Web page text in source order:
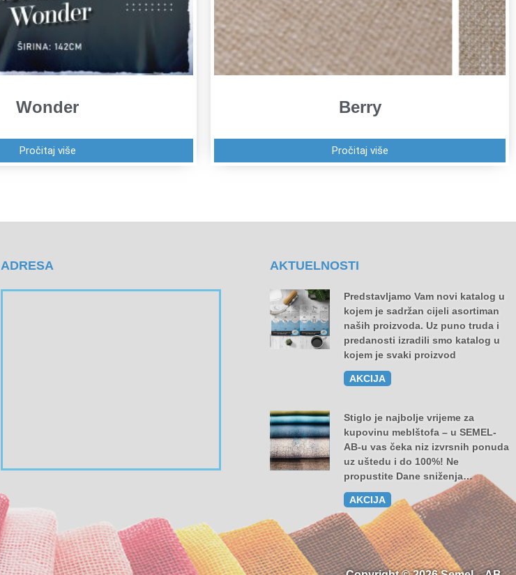
Wonder
Pročitaj više
Berry
Pročitaj više
ADRESA AKTUELNOSTI
Predstavljamo Vam novi katalog u
kojem je sadržan cijeli asortiman
naših proizvoda. Uz puno truda i
predanosti izradili smo katalog u
kojem je svaki proizvod
AKCIJA
Stiglo je najbolje vrijeme za
kupovinu meblštofa – u SEMEL-
AB-u vas čeka niz izvrsnih ponuda
uz uštedu i do 100%! Ne
propustite Dane sniženja…
AKCIJA